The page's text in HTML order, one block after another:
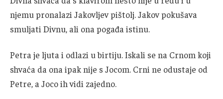
njemu pronalazi Jakovljev pištolj. Jakov pokušava
smuljati Divnu, ali ona pogađa istinu.
Petra je ljuta i odlazi u birtiju. Iskali se na Crnom koji
shvaća da ona ipak nije s Jocom. Crni ne odustaje od
Petre, a Joco ih vidi zajedno.